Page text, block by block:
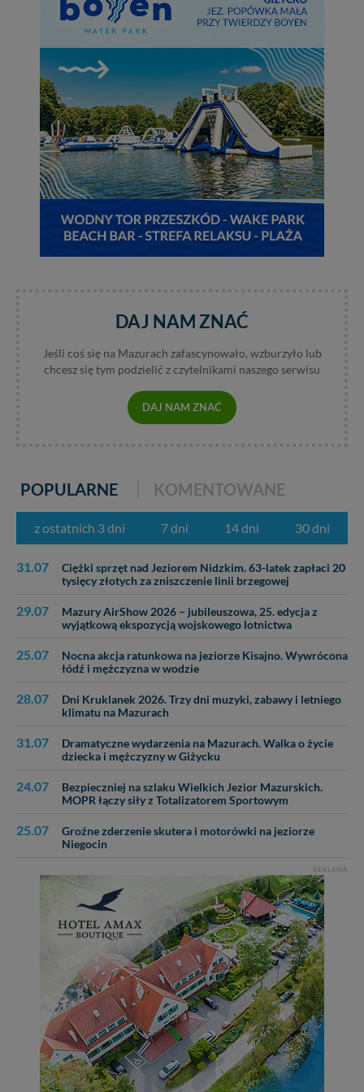
DAJ NAM ZNAĆ
Jeśli coś się na Mazurach zafascynowało, wzburzyło lub
chcesz się tym podzielić z czytelnikami naszego serwisu
DAJ NAM ZNAĆ
POPULARNE KOMENTOWANE
z ostatnich 3 dni 7 dni 14 dni 30 dni
31.07
Ciężki sprzęt nad Jeziorem Nidzkim. 63-latek zapłaci 20
tysięcy złotych za zniszczenie linii brzegowej
29.07
Mazury AirShow 2026 – jubileuszowa, 25. edycja z
wyjątkową ekspozycją wojskowego lotnictwa
25.07
Nocna akcja ratunkowa na jeziorze Kisajno. Wywrócona
łódź i mężczyzna w wodzie
28.07
Dni Kruklanek 2026. Trzy dni muzyki, zabawy i letniego
klimatu na Mazurach
31.07
Dramatyczne wydarzenia na Mazurach. Walka o życie
dziecka i mężczyzny w Giżycku
24.07
Bezpieczniej na szlaku Wielkich Jezior Mazurskich.
MOPR łączy siły z Totalizatorem Sportowym
25.07
Groźne zderzenie skutera i motorówki na jeziorze
Niegocin
REKLAMA
w przypadku rezerwacji usług typu: nocleg, czartery,
itp). Więcej informacji o zasadach i funkcjonalności
serwisu wRegulaminie Serwisu.
Administratorem Twoich danych jest: Agencja
Reklamowa Kreacja Monika Borkowska, z siedzibą ul.
Wiejska 17, 11-500 Giżycko. Możesz z nami
skontaktować się za pośrednictwem tej strony.
W każdej chwili możesz: zażądać dostępu do swoich
danych, zażądać ich poprawienia lub usunięcia,
zabronić ich przetwarzania. Pamiętaj jednak, że nie
zawsze jest możliwe techniczne zrealizowanie Twoich
praw w odniesieniu do informacji zawartych w plikach
cookies. Twoja przeglądarka umożliwia Ci skasowanie
Dziękujemy, i życzmy miłego odkrywania Mazur na